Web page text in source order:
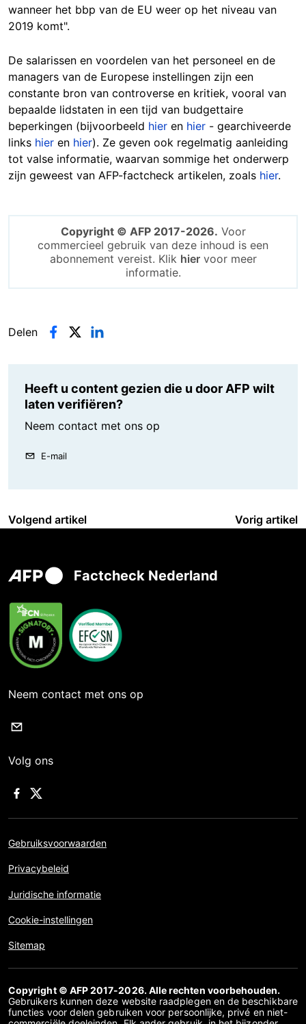
wanneer het bbp van de EU weer op het niveau van
2019 komt".
De salarissen en voordelen van het personeel en de
managers van de Europese instellingen zijn een
constante bron van controverse en kritiek, vooral van
bepaalde lidstaten in een tijd van budgettaire
beperkingen (bijvoorbeeld hier en hier - gearchiveerde
links hier en hier). Ze geven ook regelmatig aanleiding
tot valse informatie, waarvan sommige het onderwerp
zijn geweest van AFP-factcheck artikelen, zoals hier.
Copyright © AFP 2017-2026. Voor
commercieel gebruik van deze inhoud is een
abonnement vereist. Klik hiervoor meer
informatie.
Delen
Heeft u content gezien die u door AFP wilt
laten verifiëren?
Neem contact met ons op
E-mail
Volgend artikel Vorig artikel
Factcheck Nederland
Neem contact met ons op
Volg ons
Gebruiksvoorwaarden
Privacybeleid
Juridische informatie
Cookie-instellingen
Sitemap
Copyright © AFP 2017-2026. Alle rechten voorbehouden.
Gebruikers kunnen deze website raadplegen en de beschikbare
functies voor delen gebruiken voor persoonlijke, privé en niet-